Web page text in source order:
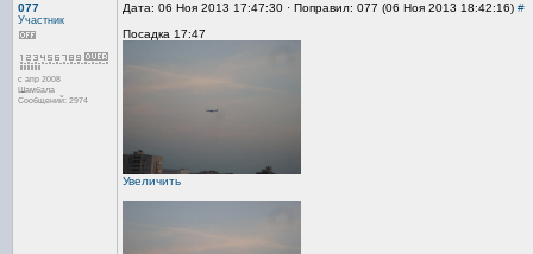
077
Участник
с апр 2008
Шамбала
Сообщений: 2974
Дата: 06 Ноя 2013 17:47:30 · Поправил: 077 (06 Ноя 2013 18:42:16) #
Посадка 17:47
Увеличить